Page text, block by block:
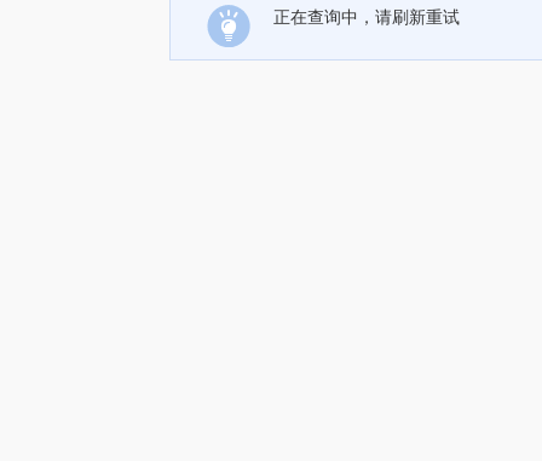
正在查询中，请刷新重试